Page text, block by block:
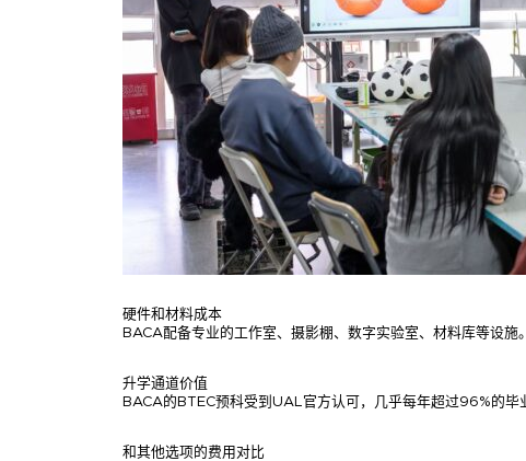
硬件和材料成本
BACA配备专业的工作室、摄影棚、数字实验室、材料库等设
升学通道价值
BACA的BTEC预科受到UAL官方认可，几乎每年超过96%的
和其他选项的费用对比